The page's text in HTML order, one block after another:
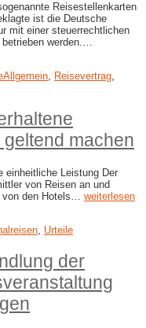
Reisestellenkarten
ist die Deutsche
mit einer steuerrechtlichen
betrieben werden.…
Allgemein, Reisevertrag,
machen
einheitliche Leistung Der
von Reisen an und
den Hotels… weiterlesen
Urteile
der